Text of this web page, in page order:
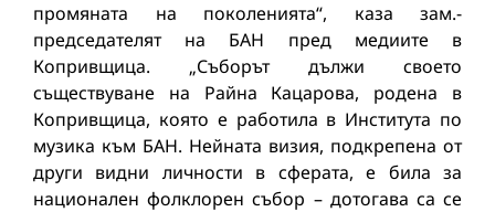
промяната на поколенията“, каза зам.-
председателят на БАН пред медиите в
Копривщица. „Съборът дължи своето
съществуване на Райна Кацарова, родена в
Копривщица, която е работила в Института по
музика към БАН. Нейната визия, подкрепена от
други видни личности в сферата, е била за
национален фолклорен събор – дотогава са се